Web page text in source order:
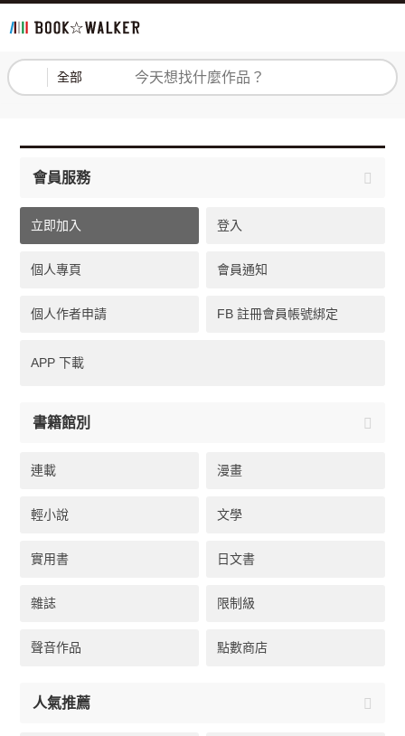
全部 登入 註冊
會員服務
立即加入 登入
個人專頁 會員通知
個人作者申請 FB 註冊會員帳號綁定
APP 下載
書籍館別
連載 漫畫
輕小說 文學
實用書 日文書
雜誌 限制級
聲音作品 點數商店
人氣推薦